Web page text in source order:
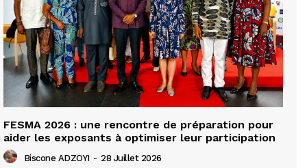
FESMA 2026 : une rencontre de préparation pour
aider les exposants à optimiser leur participation
Biscone ADZOYI - 28 Juillet 2026